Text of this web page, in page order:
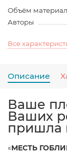
Объём
Авторы
Все
Описание
Ваше
Ваших
пришла
«МЕСТЬ